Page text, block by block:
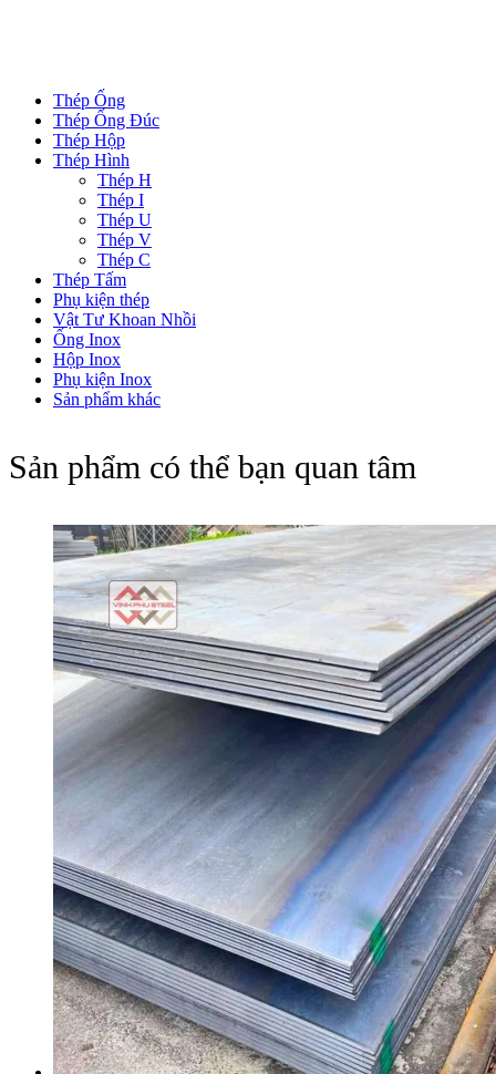
Thép Ống
Thép Ống Đúc
Thép Hộp
Thép Hình
Thép H
Thép I
Thép U
Thép V
Thép C
Thép Tấm
Phụ kiện thép
Vật Tư Khoan Nhồi
Ống Inox
Hộp Inox
Phụ kiện Inox
Sản phẩm khác
Sản phẩm có thể bạn quan tâm